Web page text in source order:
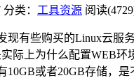
分类： 工具资源 阅读
现有些购买的Linux云服
际上为什么配置WEB环
10GB或者20GB存储，是